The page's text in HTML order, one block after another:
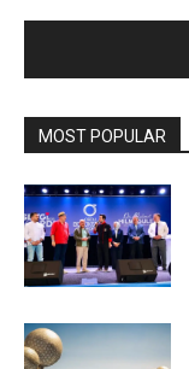
MOST POPULAR